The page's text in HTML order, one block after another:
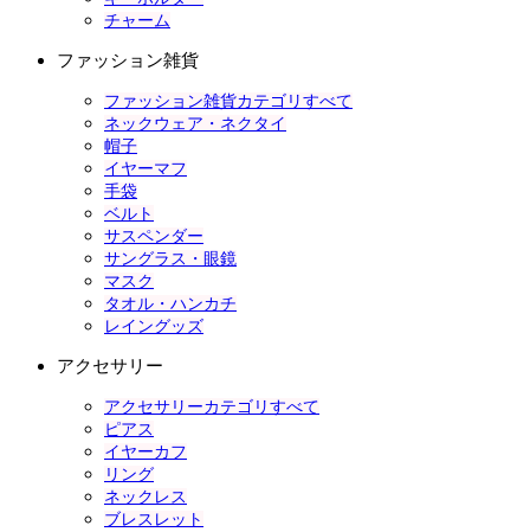
チャーム
ファッション雑貨
ファッション雑貨カテゴリすべて
ネックウェア・ネクタイ
帽子
イヤーマフ
手袋
ベルト
サスペンダー
サングラス・眼鏡
マスク
タオル・ハンカチ
レイングッズ
アクセサリー
アクセサリーカテゴリすべて
ピアス
イヤーカフ
リング
ネックレス
ブレスレット